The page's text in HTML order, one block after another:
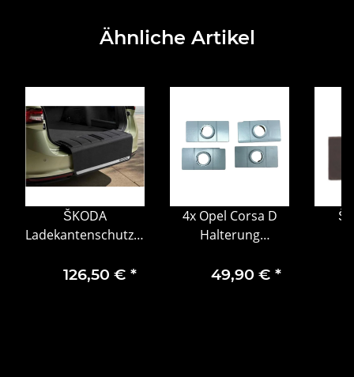
Ähnliche Artikel
ŠKODA
Ladekantenschutzmatte
Kofferraum
126,50 € *
4x Opel Corsa D
Halterung
93191041
49,90 € *